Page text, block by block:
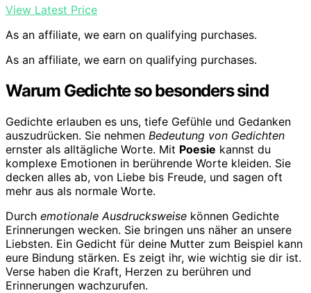
View Latest Price
As an affiliate, we earn on qualifying purchases.
As an affiliate, we earn on qualifying purchases.
Warum Gedichte so besonders sind
Gedichte erlauben es uns, tiefe Gefühle und Gedanken
auszudrücken. Sie nehmen Bedeutung von Gedichten
ernster als alltägliche Worte. Mit Poesie kannst du
komplexe Emotionen in berührende Worte kleiden. Sie
decken alles ab, von Liebe bis Freude, und sagen oft
mehr aus als normale Worte.
Durch emotionale Ausdrucksweise können Gedichte
Erinnerungen wecken. Sie bringen uns näher an unsere
Liebsten. Ein Gedicht für deine Mutter zum Beispiel kann
eure Bindung stärken. Es zeigt ihr, wie wichtig sie dir ist.
Verse haben die Kraft, Herzen zu berühren und
Erinnerungen wachzurufen.